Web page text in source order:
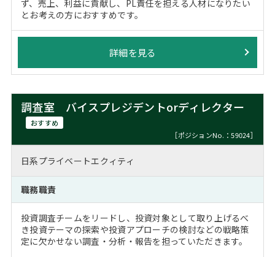
ず、売上、利益に貢献し、PL責任を担える人材になりたい
とお考えの方におすすめです。
詳細を見る
調査室 バイスプレジデントorディレクター
おすすめ
［ポジションNo.：59024］
日系プライベートエクィティ
職務職責
投資調査チームをリードし、投資対象として取り上げるべ
き投資テーマの探索や投資アプローチの検討などの戦略策
定に欠かせない調査・分析・報告を担っていただきます。